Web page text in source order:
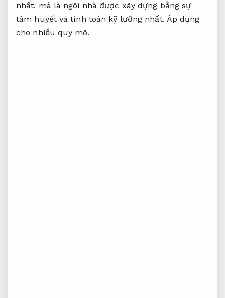
nhất, mà là ngôi nhà được xây dựng bằng sự
tâm huyết và tính toán kỹ lưỡng nhất. Áp dụng
cho nhiều quy mô.